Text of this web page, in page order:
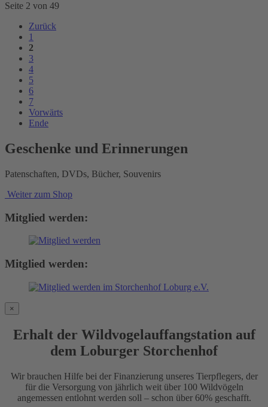
Seite 2 von 49
Zurück
1
2
3
4
5
6
7
Vorwärts
Ende
Geschenke und Erinnerungen
Patenschaften, DVDs, Bücher, Souvenirs
Weiter zum Shop
Mitglied werden:
Mitglied werden:
×
Erhalt der Wildvogelauffangstation auf
dem Loburger Storchenhof
Wir brauchen Hilfe bei der Finanzierung unseres Tierpflegers, der
für die Versorgung von jährlich weit über 100 Wildvögeln
angemessen entlohnt werden soll – schon über 60% geschafft.